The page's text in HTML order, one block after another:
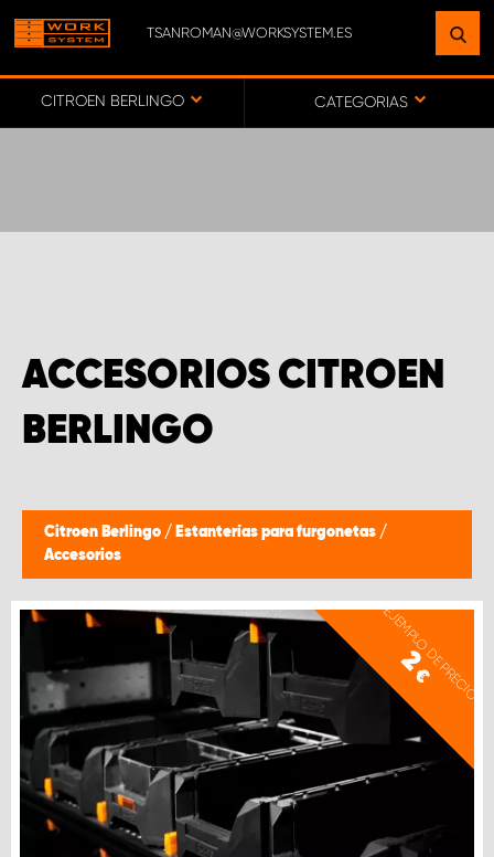
TSANROMAN@WORKSYSTEM.ES
CITROEN BERLINGO CATEGORIAS
ACCESORIOS CITROEN
BERLINGO
Citroen Berlingo / Estanterías para furgonetas /
Accesorios
EJEMPLO DE PRECIO
2
€
ENCUENTRE UNA INSTALACIÓN
CERCA DE USTED